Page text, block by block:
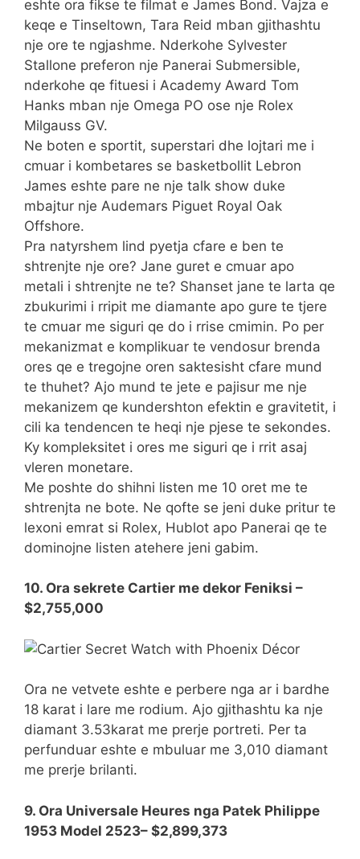
eshte ora fikse te filmat e James Bond. Vajza e
keqe e Tinseltown, Tara Reid mban gjithashtu
nje ore te ngjashme. Nderkohe Sylvester
Stallone preferon nje Panerai Submersible,
nderkohe qe fituesi i Academy Award Tom
Hanks mban nje Omega PO ose nje Rolex
Milgauss GV.
Ne boten e sportit, superstari dhe lojtari me i
cmuar i kombetares se basketbollit Lebron
James eshte pare ne nje talk show duke
mbajtur nje Audemars Piguet Royal Oak
Offshore.
Pra natyrshem lind pyetja cfare e ben te
shtrenjte nje ore? Jane guret e cmuar apo
metali i shtrenjte ne te? Shanset jane te larta qe
zbukurimi i rripit me diamante apo gure te tjere
te cmuar me siguri qe do i rrise cmimin. Po per
mekanizmat e komplikuar te vendosur brenda
ores qe e tregojne oren saktesisht cfare mund
te thuhet? Ajo mund te jete e pajisur me nje
mekanizem qe kundershton efektin e gravitetit, i
cili ka tendencen te heqi nje pjese te sekondes.
Ky kompleksitet i ores me siguri qe i rrit asaj
vleren monetare.
Me poshte do shihni listen me 10 oret me te
shtrenjta ne bote. Ne qofte se jeni duke pritur te
lexoni emrat si Rolex, Hublot apo Panerai qe te
dominojne listen atehere jeni gabim.
10. Ora sekrete Cartier me dekor Feniksi –
$2,755,000
Ora ne vetvete eshte e perbere nga ar i bardhe
18 karat i lare me rodium. Ajo gjithashtu ka nje
diamant 3.53karat me prerje portreti. Per ta
perfunduar eshte e mbuluar me 3,010 diamant
me prerje brilanti.
9. Ora Universale Heures nga Patek Philippe
1953 Model 2523– $2,899,373